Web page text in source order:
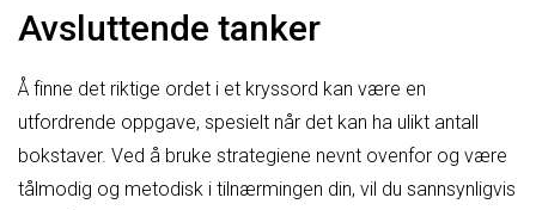
Avsluttende tanker
Å finne det riktige ordet i et kryssord kan være en
utfordrende oppgave, spesielt når det kan ha ulikt antall
bokstaver. Ved å bruke strategiene nevnt ovenfor og være
tålmodig og metodisk i tilnærmingen din, vil du sannsynligvis